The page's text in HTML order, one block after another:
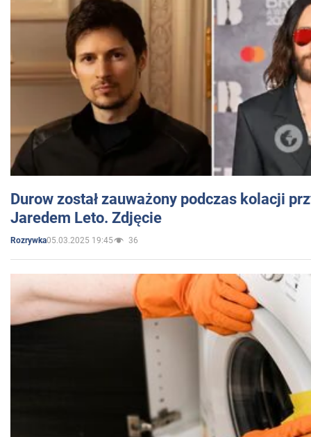
Durow został zauważony podczas kolacji
Jaredem Leto. Zdjęcie
Rozrywka05.03.2025 19:45 36